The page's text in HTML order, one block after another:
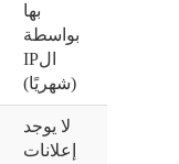
بها
بواسطة
الIP
(شهريًا)
لا يوجد
إعلانات